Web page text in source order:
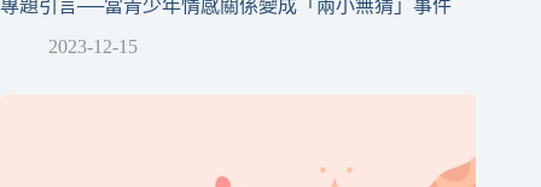
專題引言──當青少年情感關係變成「兩小無猜」事件
2023-12-15